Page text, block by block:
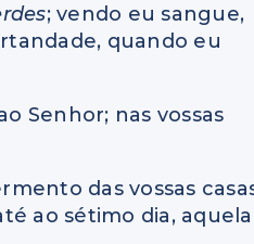
; vendo eu sangue,
quando eu
Senhor; nas vossas
das vossas
ao sétimo dia, aquela